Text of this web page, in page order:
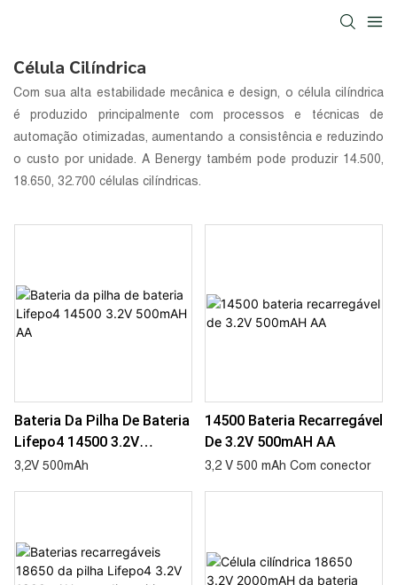
Célula Cilíndrica
Com sua alta estabilidade mecânica e design, o célula cilíndrica
é produzido principalmente com processos e técnicas de
automação otimizadas, aumentando a consistência e reduzindo
o custo por unidade. A Benergy também pode produzir 14.500,
18.650, 32.700 células cilíndricas.
Bateria Da Pilha De Bateria
Lifepo4 14500 3.2V
500mAH AA
3,2V 500mAh
14500 Bateria Recarregável
De 3.2V 500mAH AA
3,2 V 500 mAh Com conector